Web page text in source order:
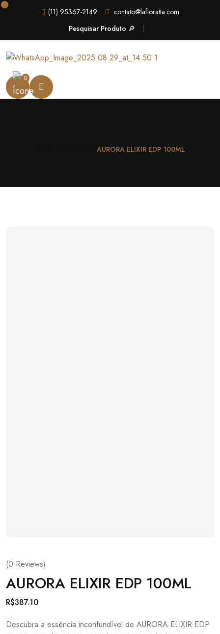
(11) 95367-2149
contato@lafloratta.com
Pesquisar Produto 🔎
0
AURORA ELIXIR EDP 100ML
(0 Reviews)
AURORA ELIXIR EDP 100ML
R$387.10
Descubra a essência inconfundível de AURORA ELIXIR EDP